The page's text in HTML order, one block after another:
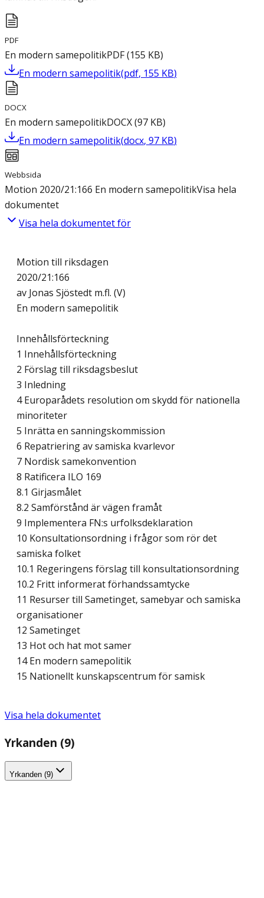
PDF
En modern samepolitikPDF(155 KB)
En modern samepolitik(pdf, 155 KB)
DOCX
En modern samepolitikDOCX(97 KB)
En modern samepolitik(docx, 97 KB)
Webbsida
Motion 2020/21:166 En modern samepolitikVisa hela
dokumentet
Visa hela dokumentet för
Motion till riksdagen
2020/21:166
av Jonas Sjöstedt m.fl. (V)
En modern samepolitik
Innehållsförteckning
1 Innehållsförteckning
2 Förslag till riksdagsbeslut
3 Inledning
4 Europarådets resolution om skydd för nationella
minoriteter
5 Inrätta en sanningskommission
6 Repatriering av samiska kvarlevor
7 Nordisk samekonvention
8 Ratificera ILO 169
8.1 Girjasmålet
8.2 Samförstånd är vägen framåt
9 Implementera FN:s urfolksdeklaration
10 Konsultationsordning i frågor som rör det
samiska folket
10.1 Regeringens förslag till konsultationsordning
10.2 Fritt informerat förhandssamtycke
11 Resurser till Sametinget, samebyar och samiska
organisationer
12 Sametinget
13 Hot och hat mot samer
14 En modern samepolitik
15 Nationellt kunskapscentrum för samisk
Visa hela dokumentet
Yrkanden (9)
Yrkanden (9)